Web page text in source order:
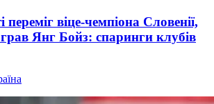
віце-чемпіона Словенії,
Янг Бойз: спаринги клубів